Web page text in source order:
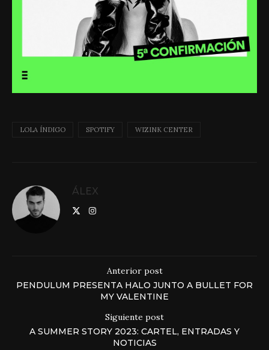
LOLA ÍNDIGO SPOTIFY WIZINK CENTER
ÁLEX
Anterior post
PENDULUM PRESENTA HALO JUNTO A BULLET FOR
MY VALENTINE
Siguiente post
A SUMMER STORY 2023: CARTEL, ENTRADAS Y
NOTICIAS